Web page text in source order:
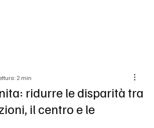
ridurre le disparità tra
il centro e le
2 min